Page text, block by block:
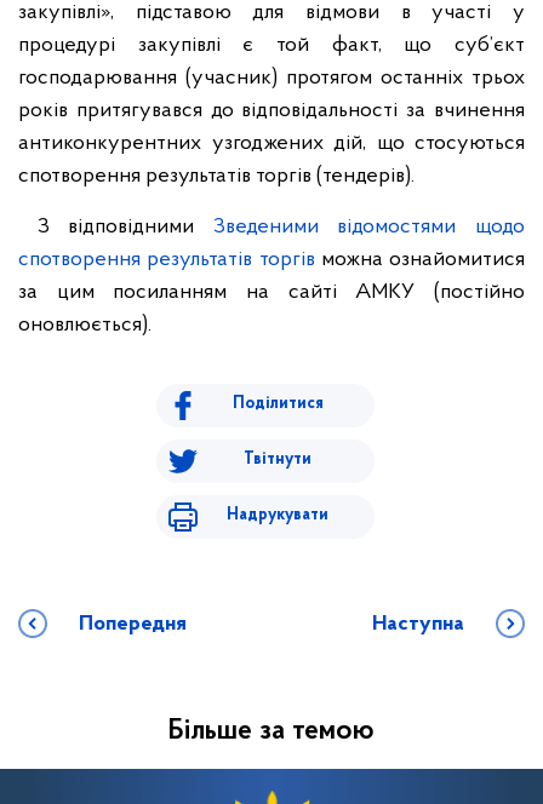
закупівлі», підставою для відмови в участі у
процедурі закупівлі є той факт, що суб’єкт
господарювання (учасник) протягом останніх трьох
років притягувався до відповідальності за вчинення
антиконкурентних узгоджених дій, що стосуються
спотворення результатів торгів (тендерів).
З відповідними Зведеними відомостями щодо
спотворення результатів торгів можна ознайомитися
за цим посиланням на сайті АМКУ (постійно
оновлюється).
Поділитися
Твітнути
Надрукувати
Попередня Наступна
Більше за темою